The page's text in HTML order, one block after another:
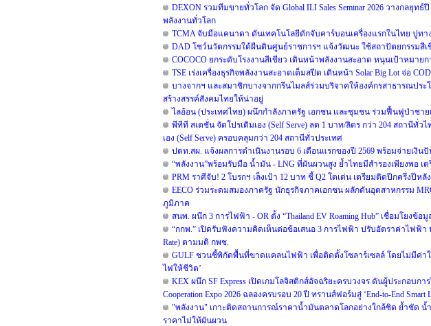
DEXON รวมทีมขายทั่วโลก จัด Global ILI Sales Seminar 2026 วางกลยุ
พลังงานทั่วโลก
TCMA จับมือแคนาดา ดันเทคโนโลยีดักจับคาร์บอนเครื่องแรกในไทย ปูทา
DAD โชว์นวัตกรรมใต้ผืนดินศูนย์ราชการฯ แจ้งวัฒนะ ใช้สถาปัตยกรรมสี
COCOCO ยกระดับโรงงานสีเขียว เดินหน้าพลังงานสะอาด หนุนเป้าหมาย
TSE เร่งเครื่องธุรกิจพลังงานสะอาดเต็มสปีด เดินหน้า Solar Big Lot จ่อ
บางจากฯ และสมาชิกบางจากกรีนไมลส์ร่วมบริจาคให้องค์กรสาธารณประ
สร้างสรรค์สังคมไทยให้น่าอยู่
ไลอ้อน (ประเทศไทย) ผนึกกำลังภาครัฐ เอกชน และชุมชน ร่วมฟื้นฟูป่าชา
พีทีที สเตชั่น จัดโปรเติมเอง (Self Serve) ลด 1 บาท/ลิตร กว่า 204 สถานีทั่ว
เอง (Self Serve) ครอบคลุมกว่า 204 สถานีทั่วประเทศ
ปตท.สผ. แจ้งผลการดำเนินงานรอบ 6 เดือนแรกของปี 2569 พร้อมจ่ายเงิน
“พลังงาน”พร้อมรับมือ น้ำมัน - LNG ที่ผันผวนสูง ย้ำไทยมีสำรองเพียงพอ เ
PRM ราศีจับ! 2 โบรกฯ เล็งเป้า 12 บาท ชี้ Q2 โตเด่น เตรียมติดปีกครึ่งปีหลัง
EECO ร่วมระดมสมองภาครัฐ นักธุรกิจภาคเอกชน ผลักดันอุตสาหกรรม
ภูมิภาค
สนพ. ผนึก 3 การไฟฟ้า - OR ตั้ง “Thailand EV Roaming Hub” เชื่อมโยงข้อ
“กกพ.” เปิดรับฟังความคิดเห็นต่อข้อเสนอ 3 การไฟฟ้า ปรับอัตราค่าไฟฟ้า
Rate) ตามมติ กพช.
GULF ชวนชี้พิกัดพื้นที่ขาดแคลนไฟฟ้า เพื่อติดตั้งโซลาร์เซลล์ โดยไม่มีค่าใช้
ไฟให้ชีวิต’
KEX ผนึก SF Express เปิดเกมโลจิสติกส์อัจฉริยะครบวงจร ดันผู้ประกอบกา
Cooperation Expo 2026 ฉลองครบรอบ 20 ปี ทรานส์ฟอร์มสู่ ‘End-to-End Smart
"พลังงาน" เกาะติดสถานการณ์ราคาน้ำมันตลาดโลกอย่างใกล้ชิด ย้ำชัด
ราคาไม่ให้ผันผวน